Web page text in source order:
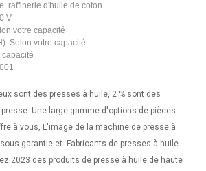
raffinerie d'huile de coton
V
votre capacité
Selon votre capacité
capacité
sont des presses à huile, 2 % sont des
Une large gamme d'options de pièces
à vous, L'image de la machine de presse à
garantie et. Fabricants de presses à huile
2023 des produits de presse à huile de haute